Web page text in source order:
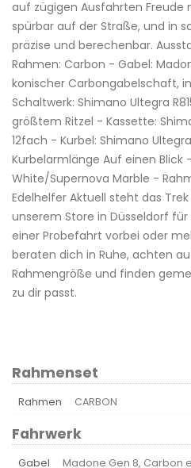
auf zügigen Ausfahrten
spürbar auf der Straße, und in
präzise und berechenbar.
Rahmen: Carbon - Gabel:
konischer Carbongabelschaft,
Schaltwerk: Shimano Ultegra
größtem Ritzel - Kassette:
12fach - Kurbel: Shimano
Kurbelarmlänge Auf einen Blick
White/Supernova Marble -
Edelhelfer Aktuell steht das Trek
unserem Store in Düsseldorf
einer Probefahrt vorbei oder
beraten dich in Ruhe, achten
Rahmengröße und finden
zu dir passt.
Rahmenset
Rahmen CARBON
Fahrwerk
Gabel Madone Gen 8, Carbon